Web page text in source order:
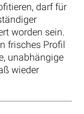
darf für
worden sein.
frisches Profil
unabhängige
wieder